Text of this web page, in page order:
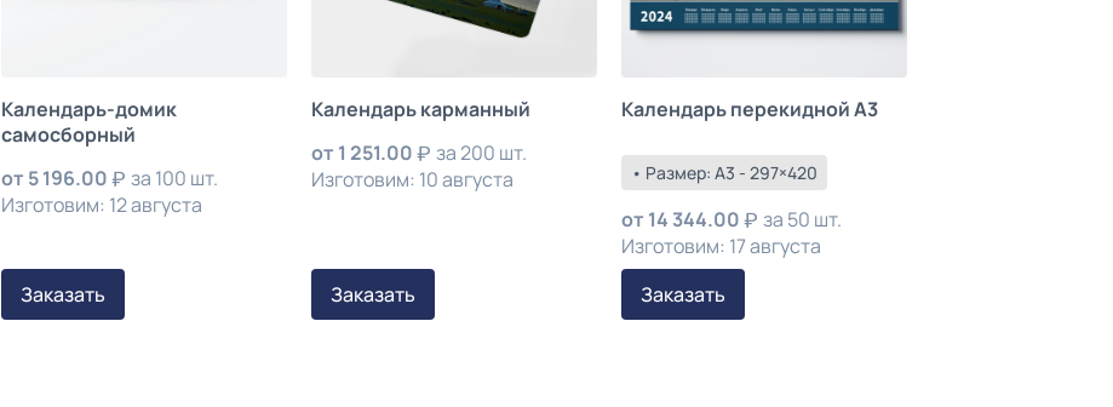
Календарь-домик
самосборный
от 5 196.00
за 100 шт.
Изготовим: 12 августа
Заказать
Календарь карманный
от 1 251.00
за 200 шт.
Изготовим: 10 августа
Заказать
Календарь перекидной А3
• Размер: А3 - 297×420
от 14 344.00
за 50 шт.
Изготовим: 17 августа
Заказать